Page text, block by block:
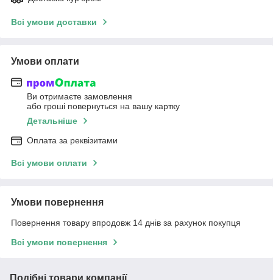
Всі умови доставки
Умови оплати
Ви отримаєте замовлення
або гроші повернуться на вашу картку
Детальніше
Оплата за реквізитами
Всі умови оплати
Умови повернення
Повернення товару впродовж 14 днів за рахунок покупця
Всі умови повернення